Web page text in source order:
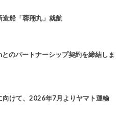
造船「蓉翔丸」就航
のパートナーシップ契約を締結しま
向けて、2026年7月よりヤマト運輸